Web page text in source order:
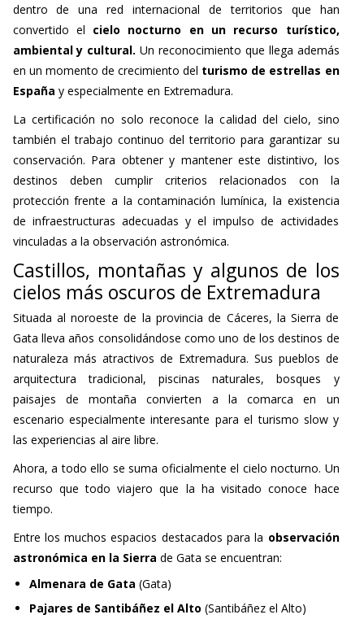
dentro de una red internacional de territorios que han
convertido el cielo nocturno en un recurso turístico,
ambiental y cultural. Un reconocimiento que llega además
en un momento de crecimiento del turismo de estrellas en
España y especialmente en Extremadura.
La certificación no solo reconoce la calidad del cielo, sino
también el trabajo continuo del territorio para garantizar su
conservación. Para obtener y mantener este distintivo, los
destinos deben cumplir criterios relacionados con la
protección frente a la contaminación lumínica, la existencia
de infraestructuras adecuadas y el impulso de actividades
vinculadas a la observación astronómica.
Castillos, montañas y algunos de los
cielos más oscuros de Extremadura
Situada al noroeste de la provincia de Cáceres, la Sierra de
Gata lleva años consolidándose como uno de los destinos de
naturaleza más atractivos de Extremadura. Sus pueblos de
arquitectura tradicional, piscinas naturales, bosques y
paisajes de montaña convierten a la comarca en un
escenario especialmente interesante para el turismo slow y
las experiencias al aire libre.
Ahora, a todo ello se suma oficialmente el cielo nocturno. Un
recurso que todo viajero que la ha visitado conoce hace
tiempo.
Entre los muchos espacios destacados para la observación
astronómica en la Sierra de Gata se encuentran:
Almenara de Gata (Gata)
Pajares de Santibáñez el Alto (Santibáñez el Alto)